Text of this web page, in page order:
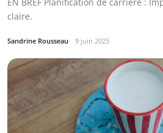
claire.
Sandrine Rousseau 9 juin 2025